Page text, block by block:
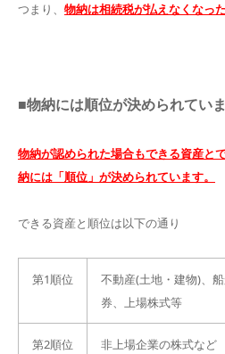
つまり、 物納は相続税が払えなくなっ
■物納には順位が決められていま
物納が認められた場合もできる資産と
納には「順位」が決められています。
できる資産と順位は以下の通り
第1順位
不動産(土地・建物)、
券、上場株式等
第2順位 非上場企業の株式など